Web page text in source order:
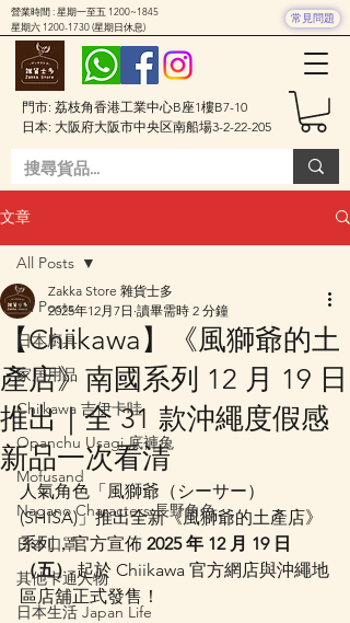
門市: 荔枝角香港工業中心B座1樓B7-10
日本: 大阪府大阪市中央区南船場3-2-22-205
營業時間 : 星期一至五 1200~1845
星期六 1200-1730(星期日休息)
常見問題
文章
All Posts
日本廚具
家居用品
Chiikawa 吉伊卡哇
Opanchu Usagi 底褲兔
Mofusand
Nagano Characters 長野角色
日本口罩
其他卡通人物
日本生活 Japan Life
All Posts
【Chiikawa】《風獅爺的土
產店》南國系列 12 月 19 日
推出｜全 31 款沖繩度假感
新品一次看清
Zakka Store 雜貨士多
2025年12月7日 讀畢需時 2 分鐘
人氣角色「風獅爺（シーサー）
(SHISA)」推出全新《風獅爺的土產店》
系列，官方宣佈 2025 年 12 月 19 日
（五） 起於 Chiikawa 官方網店與沖繩地
區店舖正式發售！